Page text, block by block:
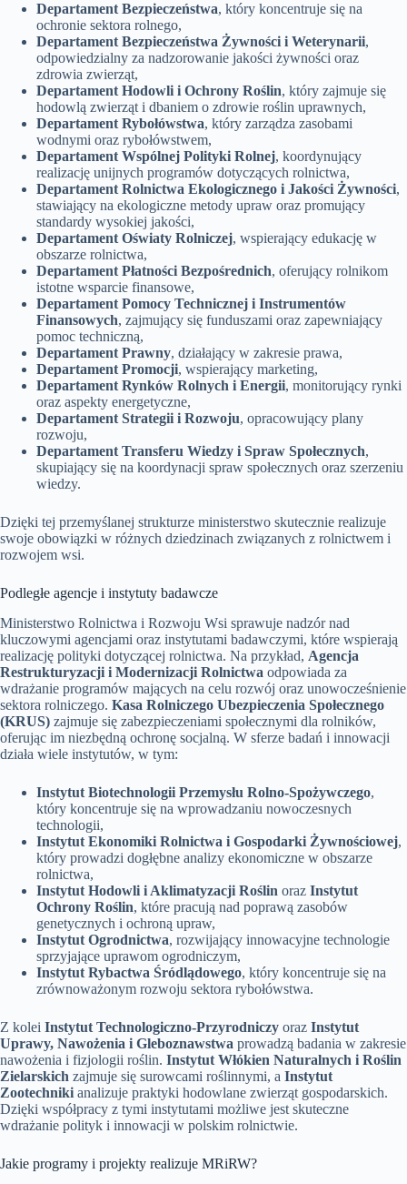
Departament Bezpieczeństwa, który koncentruje się na
ochronie sektora rolnego,
Departament Bezpieczeństwa Żywności i Weterynarii,
odpowiedzialny za nadzorowanie jakości żywności oraz
zdrowia zwierząt,
Departament Hodowli i Ochrony Roślin, który zajmuje się
hodowlą zwierząt i dbaniem o zdrowie roślin uprawnych,
Departament Rybołówstwa, który zarządza zasobami
wodnymi oraz rybołówstwem,
Departament Wspólnej Polityki Rolnej, koordynujący
realizację unijnych programów dotyczących rolnictwa,
Departament Rolnictwa Ekologicznego i Jakości Żywności,
stawiający na ekologiczne metody upraw oraz promujący
standardy wysokiej jakości,
Departament Oświaty Rolniczej, wspierający edukację w
obszarze rolnictwa,
Departament Płatności Bezpośrednich, oferujący rolnikom
istotne wsparcie finansowe,
Departament Pomocy Technicznej i Instrumentów
Finansowych, zajmujący się funduszami oraz zapewniający
pomoc techniczną,
Departament Prawny, działający w zakresie prawa,
Departament Promocji, wspierający marketing,
Departament Rynków Rolnych i Energii, monitorujący rynki
oraz aspekty energetyczne,
Departament Strategii i Rozwoju, opracowujący plany
rozwoju,
Departament Transferu Wiedzy i Spraw Społecznych,
skupiający się na koordynacji spraw społecznych oraz szerzeniu
wiedzy.
Dzięki tej przemyślanej strukturze ministerstwo skutecznie realizuje
swoje obowiązki w różnych dziedzinach związanych z rolnictwem i
rozwojem wsi.
Podległe agencje i instytuty badawcze
Ministerstwo Rolnictwa i Rozwoju Wsi sprawuje nadzór nad
kluczowymi agencjami oraz instytutami badawczymi, które wspierają
realizację polityki dotyczącej rolnictwa. Na przykład, Agencja
Restrukturyzacji i Modernizacji Rolnictwa odpowiada za
wdrażanie programów mających na celu rozwój oraz unowocześnienie
sektora rolniczego. Kasa Rolniczego Ubezpieczenia Społecznego
(KRUS) zajmuje się zabezpieczeniami społecznymi dla rolników,
oferując im niezbędną ochronę socjalną. W sferze badań i innowacji
działa wiele instytutów, w tym:
Instytut Biotechnologii Przemysłu Rolno-Spożywczego,
który koncentruje się na wprowadzaniu nowoczesnych
technologii,
Instytut Ekonomiki Rolnictwa i Gospodarki Żywnościowej,
który prowadzi dogłębne analizy ekonomiczne w obszarze
rolnictwa,
Instytut Hodowli i Aklimatyzacji Roślin oraz Instytut
Ochrony Roślin, które pracują nad poprawą zasobów
genetycznych i ochroną upraw,
Instytut Ogrodnictwa, rozwijający innowacyjne technologie
sprzyjające uprawom ogrodniczym,
Instytut Rybactwa Śródlądowego, który koncentruje się na
zrównoważonym rozwoju sektora rybołówstwa.
Z kolei Instytut Technologiczno-Przyrodniczy oraz Instytut
Uprawy, Nawożenia i Gleboznawstwa prowadzą badania w zakresie
nawożenia i fizjologii roślin. Instytut Włókien Naturalnych i Roślin
Zielarskich zajmuje się surowcami roślinnymi, a Instytut
Zootechniki analizuje praktyki hodowlane zwierząt gospodarskich.
Dzięki współpracy z tymi instytutami możliwe jest skuteczne
wdrażanie polityk i innowacji w polskim rolnictwie.
Jakie programy i projekty realizuje MRiRW?